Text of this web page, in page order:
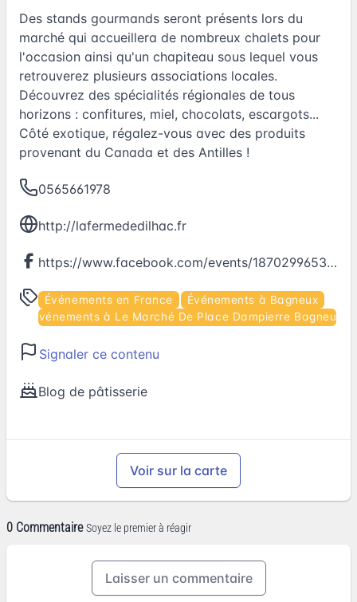
Des stands gourmands seront présents lors du
marché qui accueillera de nombreux chalets pour
l'occasion ainsi qu'un chapiteau sous lequel vous
retrouverez plusieurs associations locales.
Découvrez des spécialités régionales de tous
horizons : confitures, miel, chocolats, escargots...
Côté exotique, régalez-vous avec des produits
provenant du Canada et des Antilles !
0565661978
http://lafermededilhac.fr
https://www.facebook.com/events/1870299653205352
Événements en France
Événements à Bagneux
Événements à Le Marché De Place Dampierre Bagneux
Signaler ce contenu
Blog de pâtisserie
Voir sur la carte
0 Commentaire Soyez le premier à réagir
Laisser un commentaire